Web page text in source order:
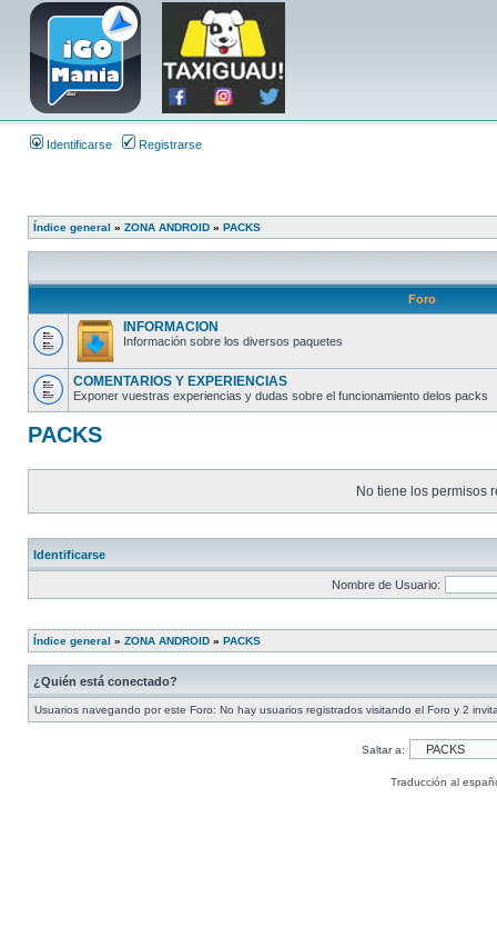
Identificarse Registrarse
Índice general » ZONA ANDROID » PACKS
Foro
INFORMACION
Información sobre los diversos paquetes
COMENTARIOS Y EXPERIENCIAS
Exponer vuestras experiencias y dudas sobre el funcionamiento delos packs
PACKS
No tiene los permisos
Identificarse
Nombre de Usuario:
Índice general » ZONA ANDROID » PACKS
¿Quién está conectado?
Usuarios navegando por este Foro: No hay usuarios registrados visitando el Foro y 2
Saltar a:
Traducción al